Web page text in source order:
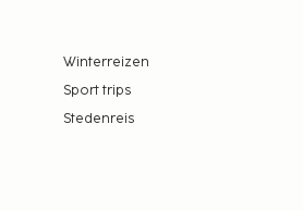
Winterreizen
Sport trips
Stedenreis